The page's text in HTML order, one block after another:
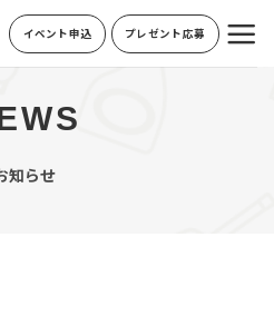
イベント申込 プレゼント応募
知らせ